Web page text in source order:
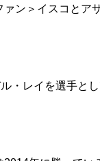
イスコとアザ
・レイを選手と